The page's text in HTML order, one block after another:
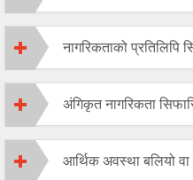
नागरिकताको प्रतिलिपि
अंगिकृत नागरिकता
आर्थिक अवस्था बलियो वा